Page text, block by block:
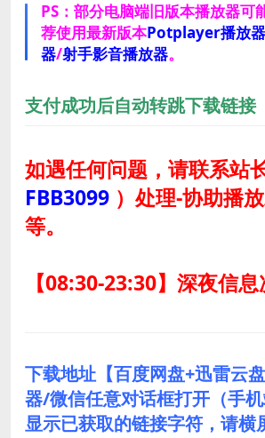
PS：部分电脑端旧版本播放器可
荐使用最新版本Potplayer播放器
器/射手影音播放器。
支付成功后自动转跳下载链接
如遇任何问题，请联系站
FBB3099 ） 处理-协助播
等。
【08:30-23:30】深夜信
下载地址【百度网盘+迅雷云
器/微信任意对话框打开（手
显示已获取的链接字符，请横